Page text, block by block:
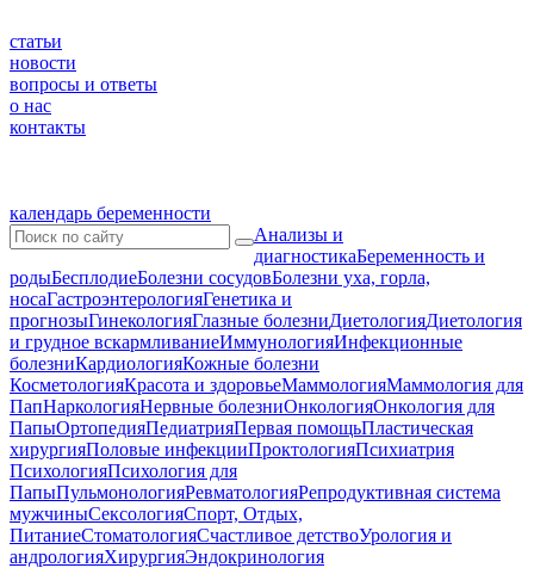
статьи
новости
вопросы и ответы
о нас
контакты
календарь беременности
Анализы и
диагностикаБеременность и
родыБесплодиеБолезни сосудовБолезни уха, горла,
носаГастроэнтерологияГенетика и
прогнозыГинекологияГлазные болезниДиетологияДиетология
и грудное вскармливаниеИммунологияИнфекционные
болезниКардиологияКожные болезни
КосметологияКрасота и здоровьеМаммологияМаммология для
ПапНаркологияНервные болезниОнкологияОнкология для
ПапыОртопедияПедиатрияПервая помощьПластическая
хирургияПоловые инфекцииПроктологияПсихиатрия
ПсихологияПсихология для
ПапыПульмонологияРевматологияРепродуктивная система
мужчиныСексологияСпорт, Отдых,
ПитаниеСтоматологияСчастливое детствоУрология и
андрологияХирургияЭндокринология